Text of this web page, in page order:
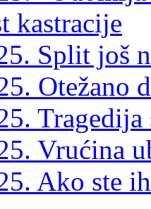
kastracije
Split još
Otežano
Vrućina
Ako ste